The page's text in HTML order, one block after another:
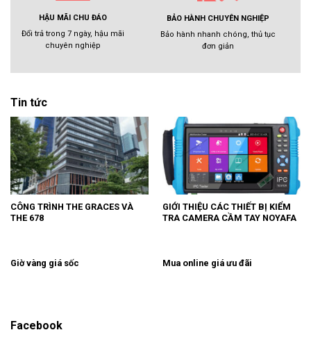
HẬU MÃI CHU ĐÁO
Đổi trả trong 7 ngày, hậu mãi
chuyên nghiệp
BẢO HÀNH CHUYÊN NGHIỆP
Bảo hành nhanh chóng, thủ tục
đơn giản
Tin tức
CÔNG TRÌNH THE GRACES VÀ
THE 678
GIỚI THIỆU CÁC THIẾT BỊ KIỂM
TRA CAMERA CẦM TAY NOYAFA
Giờ vàng giá sốc Mua online giá ưu đãi
Facebook